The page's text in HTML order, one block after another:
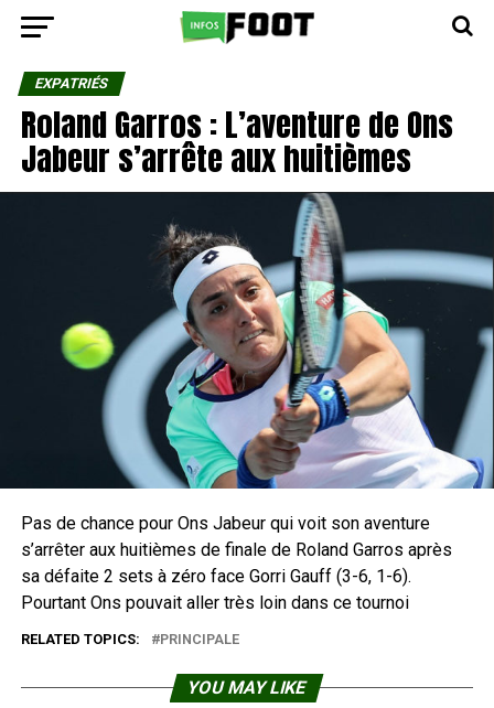
EXPATRIÉS
Roland Garros : L’aventure de Ons
Jabeur s’arrête aux huitièmes
Pas de chance pour Ons Jabeur qui voit son aventure
s’arrêter aux huitièmes de finale de Roland Garros après
sa défaite 2 sets à zéro face Gorri Gauff (3-6, 1-6).
Pourtant Ons pouvait aller très loin dans ce tournoi
RELATED TOPICS: PRINCIPALE
YOU MAY LIKE